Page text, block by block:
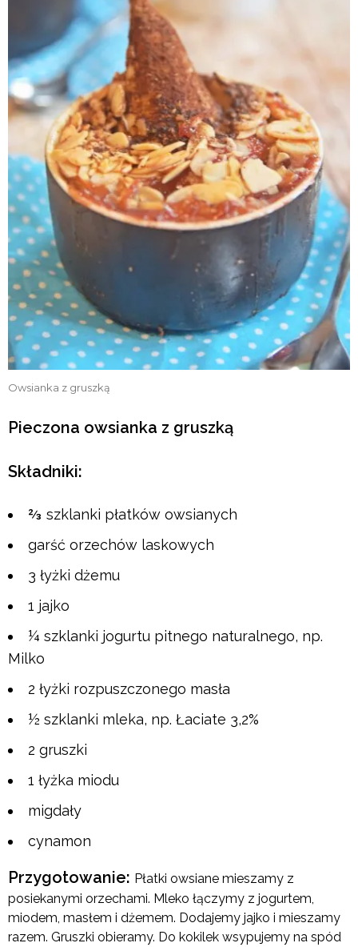
Owsianka z gruszką
Pieczona owsianka z gruszką
Składniki:
⅔ szklanki płatków owsianych
garść orzechów laskowych
3 łyżki dżemu
1 jajko
¼ szklanki jogurtu pitnego naturalnego, np.
Milko
2 łyżki rozpuszczonego masła
½ szklanki mleka, np. Łaciate 3,2%
2 gruszki
1 łyżka miodu
migdały
cynamon
Przygotowanie: Płatki owsiane mieszamy z
posiekanymi orzechami. Mleko łączymy z jogurtem,
miodem, masłem i dżemem. Dodajemy jajko i mieszamy
razem. Gruszki obieramy. Do kokilek wsypujemy na spód